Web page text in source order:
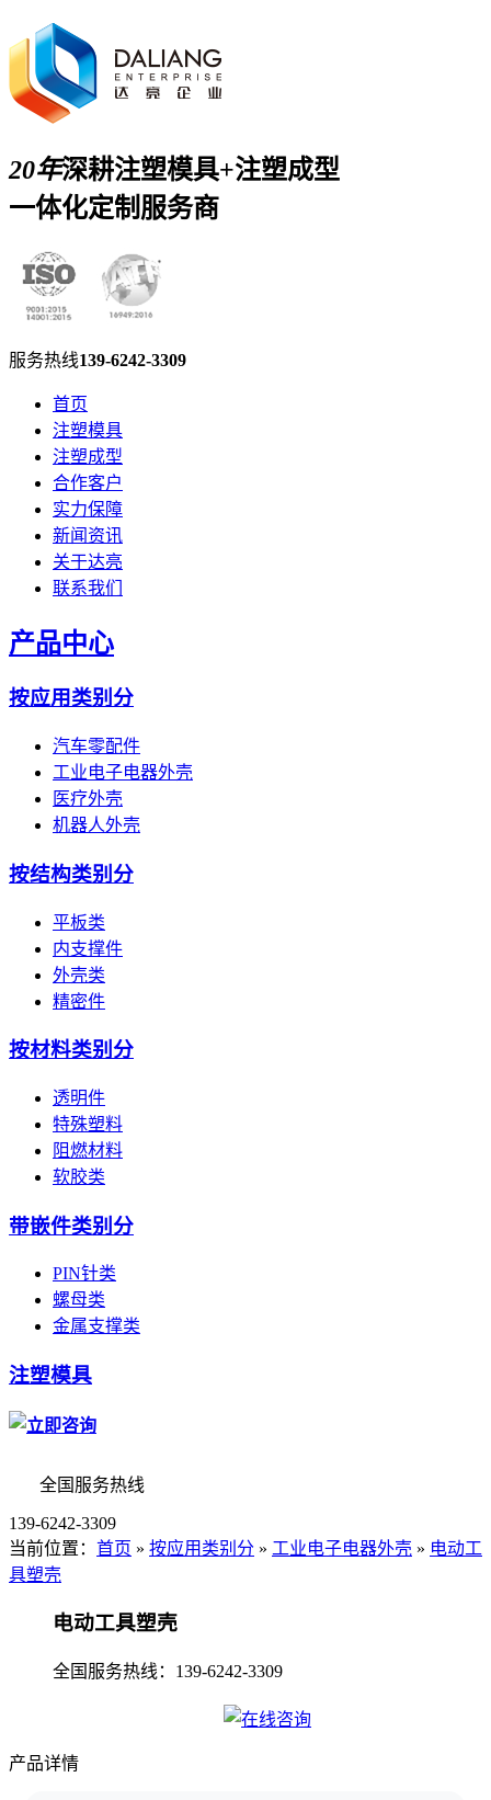
20年深耕注塑模具+注塑成型
一体化定制服务商
服务热线139-6242-3309
首页
注塑模具
注塑成型
合作客户
实力保障
新闻资讯
关于达亮
联系我们
产品中心
按应用类别分
汽车零配件
工业电子电器外壳
医疗外壳
机器人外壳
按结构类别分
平板类
内支撑件
外壳类
精密件
按材料类别分
透明件
特殊塑料
阻燃材料
软胶类
带嵌件类别分
PIN针类
螺母类
金属支撑类
注塑模具
全国服务热线
139-6242-3309
当前位置： 首页 » 按应用类别分 » 工业电子电器外壳 » 电动工
具塑壳
电动工具塑壳
全国服务热线： 139-6242-3309
产品详情